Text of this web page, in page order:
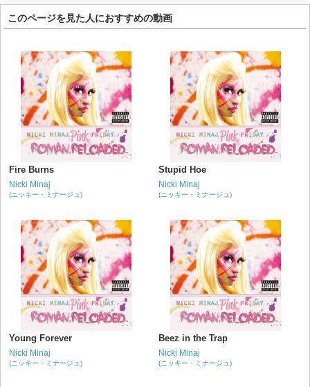
このページを見た人におすすめの動画
Fire Burns
Nicki Minaj
(ニッキー・ミナージュ)
Stupid Hoe
Nicki Minaj
(ニッキー・ミナージュ)
Young Forever
Nicki Minaj
(ニッキー・ミナージュ)
Beez in the Trap
Nicki Minaj
(ニッキー・ミナージュ)